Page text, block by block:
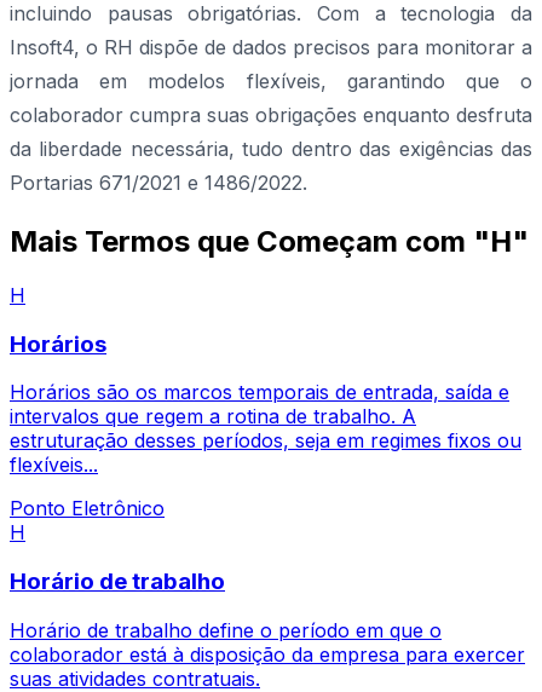
incluindo pausas obrigatórias. Com a tecnologia da
Insoft4, o RH dispõe de dados precisos para monitorar a
jornada em modelos flexíveis, garantindo que o
colaborador cumpra suas obrigações enquanto desfruta
da liberdade necessária, tudo dentro das exigências das
Portarias 671/2021 e 1486/2022.
Mais Termos que Começam com "H"
H
Horários
Horários são os marcos temporais de entrada, saída e
intervalos que regem a rotina de trabalho. A
estruturação desses períodos, seja em regimes fixos ou
flexíveis...
Ponto Eletrônico
H
Horário de trabalho
Horário de trabalho define o período em que o
colaborador está à disposição da empresa para exercer
suas atividades contratuais.